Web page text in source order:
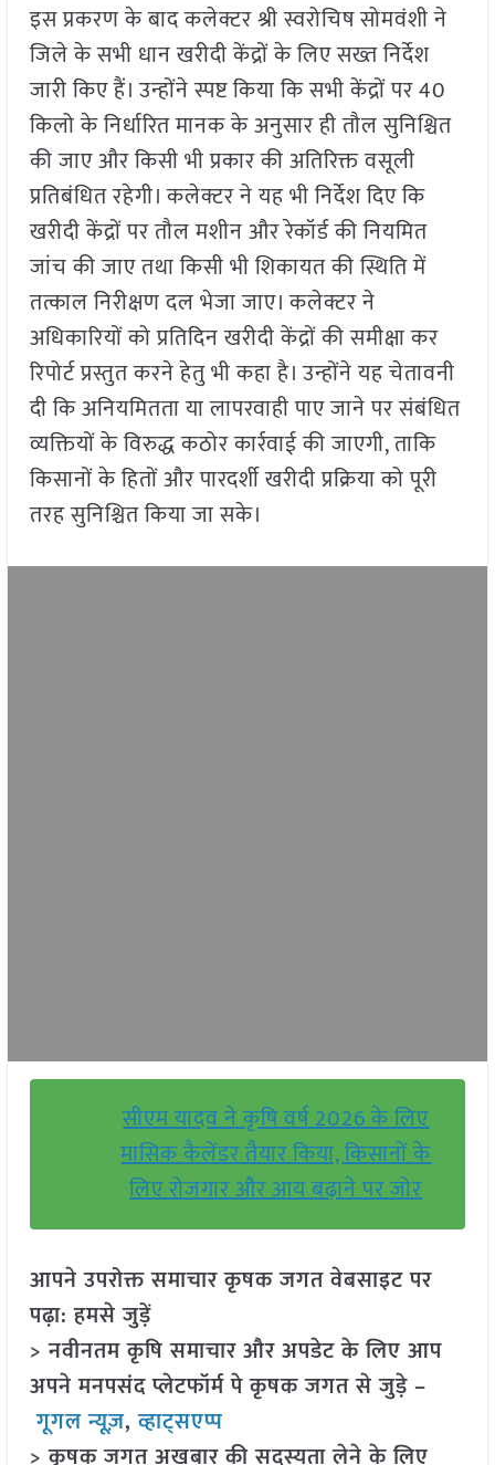
इस प्रकरण के बाद कलेक्टर श्री स्वरोचिष सोमवंशी ने
जिले के सभी धान खरीदी केंद्रों के लिए सख्त निर्देश
जारी किए हैं। उन्होंने स्पष्ट किया कि सभी केंद्रों पर 40
किलो के निर्धारित मानक के अनुसार ही तौल सुनिश्चित
की जाए और किसी भी प्रकार की अतिरिक्त वसूली
प्रतिबंधित रहेगी। कलेक्टर ने यह भी निर्देश दिए कि
खरीदी केंद्रों पर तौल मशीन और रेकॉर्ड की नियमित
जांच की जाए तथा किसी भी शिकायत की स्थिति में
तत्काल निरीक्षण दल भेजा जाए। कलेक्टर ने
अधिकारियों को प्रतिदिन खरीदी केंद्रों की समीक्षा कर
रिपोर्ट प्रस्तुत करने हेतु भी कहा है। उन्होंने यह चेतावनी
दी कि अनियमितता या लापरवाही पाए जाने पर संबंधित
व्यक्तियों के विरुद्ध कठोर कार्रवाई की जाएगी, ताकि
किसानों के हितों और पारदर्शी खरीदी प्रक्रिया को पूरी
तरह सुनिश्चित किया जा सके।
सीएम यादव ने कृषि वर्ष 2026 के लिए
मासिक कैलेंडर तैयार किया, किसानों के
लिए रोजगार और आय बढ़ाने पर जोर
आपने उपरोक्त समाचार कृषक जगत वेबसाइट पर
पढ़ा: हमसे जुड़ें
> नवीनतम कृषि समाचार और अपडेट के लिए आप
अपने मनपसंद प्लेटफॉर्म पे कृषक जगत से जुड़े –
गूगल न्यूज़,व्हाट्सएप्प